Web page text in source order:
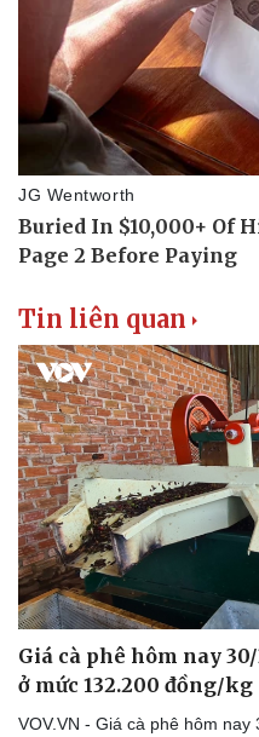
Lịch thi đấu bóng đá
Thế giới thể thao
eSports
Hậu trường
Tin liên quan
Giá cà phê hôm nay
ở mức 132.200 đồng/kg
VOV.VN - Giá cà phê hôm